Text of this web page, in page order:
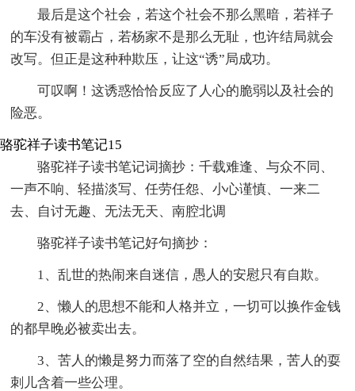
最后是这个社会，若这个社会不那么黑暗，若祥子
的车没有被霸占，若杨家不是那么无耻，也许结局就会
改写。但正是这种种欺压，让这“诱”局成功。
可叹啊！这诱惑恰恰反应了人心的脆弱以及社会的
险恶。
骆驼祥子读书笔记15
骆驼祥子读书笔记词摘抄：千载难逢、与众不同、
一声不响、轻描淡写、任劳任怨、小心谨慎、一来二
去、自讨无趣、无法无天、南腔北调
骆驼祥子读书笔记好句摘抄：
1、乱世的热闹来自迷信，愚人的安慰只有自欺。
2、懒人的思想不能和人格并立，一切可以换作金钱
的都早晚必被卖出去。
3、苦人的懒是努力而落了空的自然结果，苦人的耍
刺儿含着一些公理。